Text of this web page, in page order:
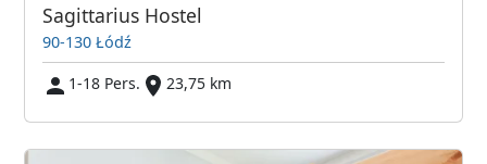
Sagittarius Hostel
90-130 Łódź
1-18 Pers.
23,75 km